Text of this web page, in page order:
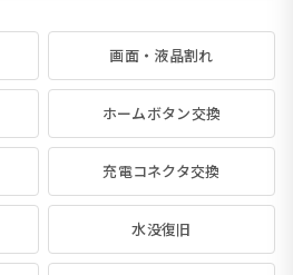
画面・液晶割れ
ホームボタン交換
充電コネクタ交換
水没復旧